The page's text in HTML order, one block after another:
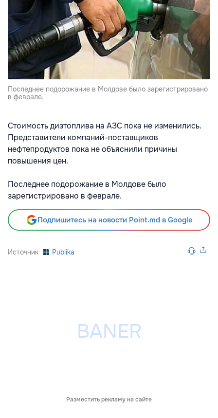
Последнее подорожание в Молдове было зарегистрировано
в феврале.
Cтоимость дизтоплива на АЗС пока не изменились.
Представители компаний-поставщиков
нефтепродуктов пока не объяснили причины
повышения цен.
Последнее подорожание в Молдове было
зарегистрировано в феврале.
Подпишитесь на новости Point.md в Google
Источник Publika
Разместить рекламу на сайте